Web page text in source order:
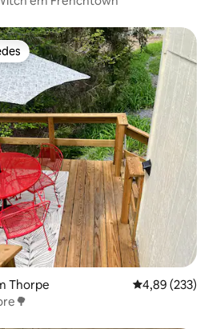
dos hóspedes
Thorpe 4,89 de uma
4,89 (233)